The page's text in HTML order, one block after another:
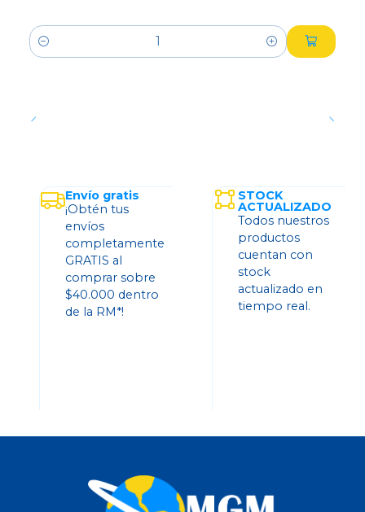
Cantidad
Envío gratis
¡Obtén tus
envíos
completamente
GRATIS al
comprar sobre
$40.000 dentro
de la RM*!
STOCK
ACTUALIZADO
Todos nuestros
productos
cuentan con
stock
actualizado en
tiempo real.